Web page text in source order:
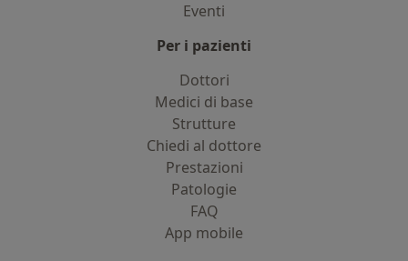
Eventi
Per i pazienti
Dottori
Medici di base
Strutture
Chiedi al dottore
Prestazioni
Patologie
FAQ
App mobile